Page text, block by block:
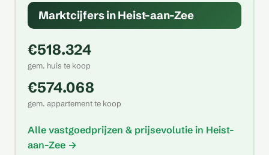
Marktcijfers in Heist-aan-Zee
€518.324
gem. huis te koop
€574.068
gem. appartement te koop
Alle vastgoedprijzen & prijsevolutie in Heist-
aan-Zee →